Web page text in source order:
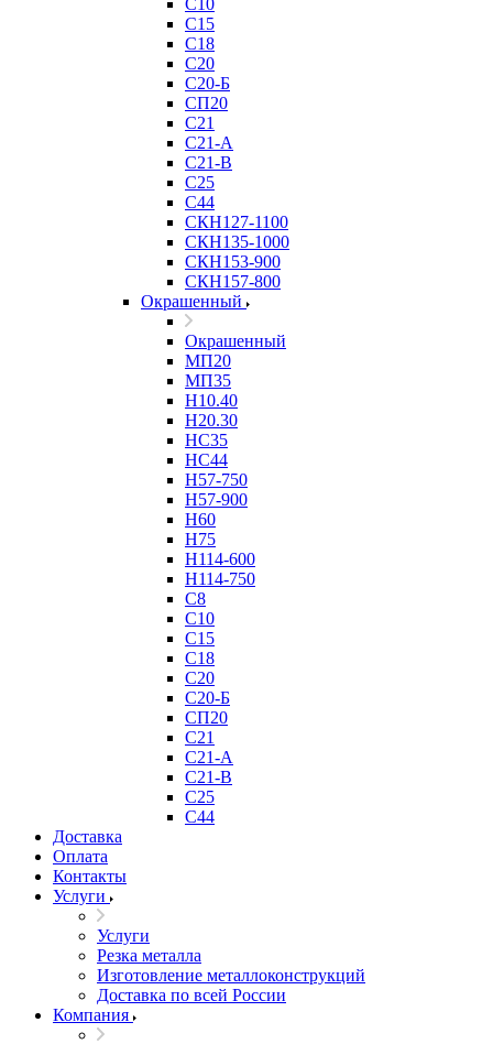
С10
С15
С18
С20
С20-Б
СП20
С21
С21-А
С21-В
С25
С44
СКН127-1100
СКН135-1000
СКН153-900
СКН157-800
Окрашенный
Окрашенный
МП20
МП35
Н10.40
Н20.30
НС35
НС44
Н57-750
Н57-900
Н60
Н75
Н114-600
Н114-750
С8
С10
С15
С18
С20
С20-Б
СП20
С21
С21-А
С21-В
С25
С44
Доставка
Оплата
Контакты
Услуги
Услуги
Резка металла
Изготовление металлоконструкций
Доставка по всей России
Компания